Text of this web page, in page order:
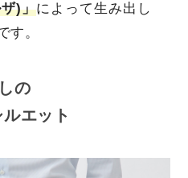
)」によって生み出し
す。
の
エット